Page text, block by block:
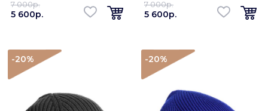
7 000p.
5 600p.
7 000p.
5 600p.
-20% -20%